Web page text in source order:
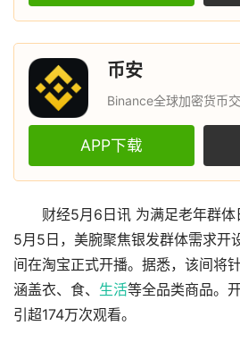
币安
Binance全球加密货币
APP下载
财经5月6日讯 为满足老年群体
5月5日，美腕聚焦银发群体需求开
间在淘宝正式开播。据悉，该间将
涵盖衣、食、 生活等全品类商品。
引超174万次观看。